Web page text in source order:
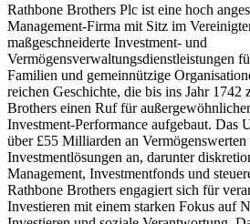
Rathbone Brothers Plc ist eine hoch
Management-Firma mit Sitz im
maßgeschneiderte Investment- und
Vermögensverwaltungsdienstleistungen
Familien und gemeinnützige
reichen Geschichte, die bis ins Jahr 1742
Brothers einen Ruf für
Investment-Performance aufgebaut. Das
über £55 Milliarden an
Investmentlösungen an, darunter
Management, Investmentfonds und
Rathbone Brothers engagiert sich für
Investieren mit einem starken Fokus auf